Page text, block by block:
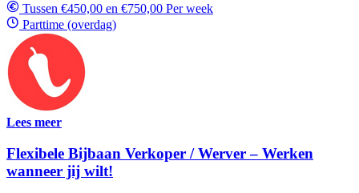
Tussen €450,00 en €750,00 Per week
Parttime (overdag)
Lees meer
Flexibele Bijbaan Verkoper / Werver – Werken
wanneer jij wilt!